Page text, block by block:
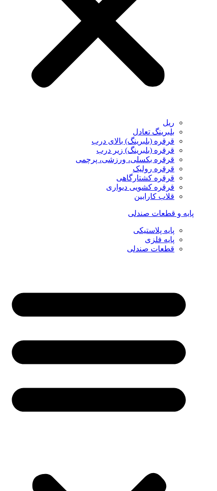
ریل
بلبرینگ تعادل
قرقره (بلبرینگ) بالای درب
قرقره (بلبرینگ) زیر درب
قرقره بکسلی، ورزشی، پرچمی
قرقره رولیک
قرقره کشتارگاهی
قرقره کشویی دیواری
قلاب کارابین
پایه و قطعات صندلی
پایه پلاستیکی
پایه فلزی
قطعات صندلی